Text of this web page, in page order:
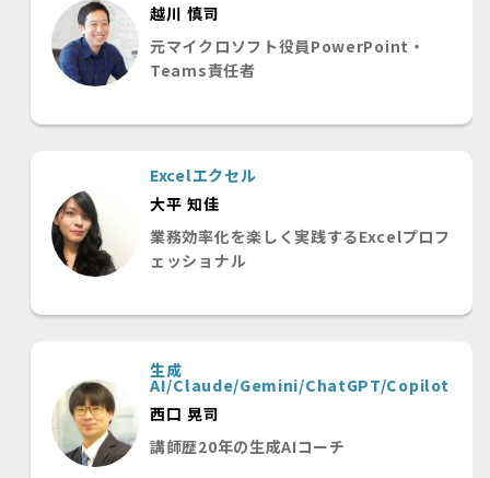
越川 慎司
元マイクロソフト役員PowerPoint・
Teams責任者
Excelエクセル
大平 知佳
業務効率化を楽しく実践するExcelプロフ
ェッショナル
生成
AI/Claude/Gemini/ChatGPT/Copilot
西口 晃司
講師歴20年の生成AIコーチ